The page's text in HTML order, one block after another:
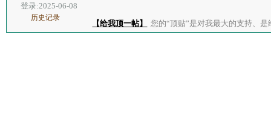
登录:2025-06-08
历史记录
【给我顶一帖】 您的“顶贴”是对我最大的支持、